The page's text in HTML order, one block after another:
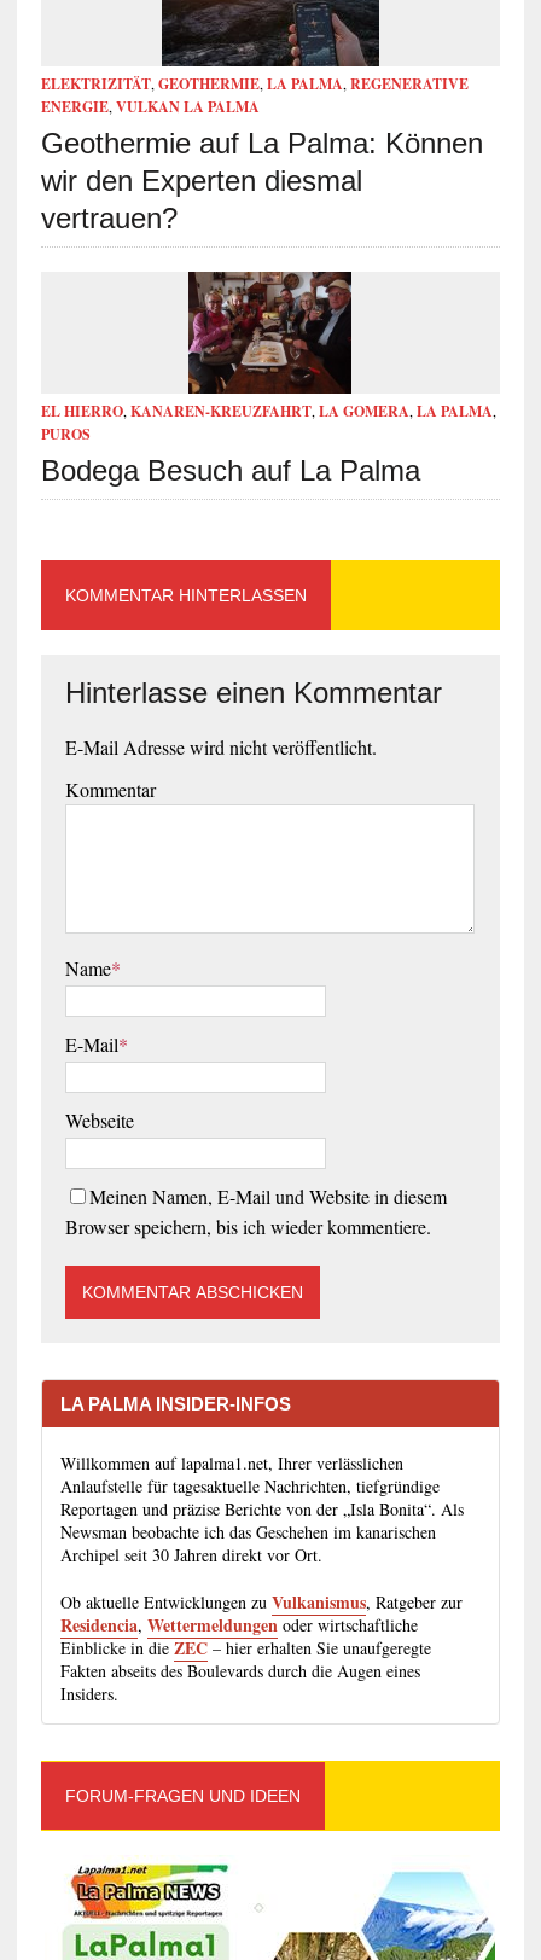
ELEKTRIZITÄT, GEOTHERMIE, LA PALMA, REGENERATIVE
ENERGIE, VULKAN LA PALMA
Geothermie auf La Palma: Können
wir den Experten diesmal
vertrauen?
EL HIERRO,KANAREN-KREUZFAHRT,LA GOMERA,LA PALMA,
PUROS
Bodega Besuch auf La Palma
KOMMENTAR HINTERLASSEN
Hinterlasse einen Kommentar
E-Mail Adresse wird nicht veröffentlicht.
Kommentar
Name*
E-Mail*
Webseite
Meinen Namen, E-Mail und Website in diesem
Browser speichern, bis ich wieder kommentiere.
LA PALMA INSIDER-INFOS
Willkommen auf lapalma1.net, Ihrer verlässlichen
Anlaufstelle für tagesaktuelle Nachrichten, tiefgründige
Reportagen und präzise Berichte von der „Isla Bonita“. Als
Newsman beobachte ich das Geschehen im kanarischen
Archipel seit 30 Jahren direkt vor Ort.
Ob aktuelle Entwicklungen zu Vulkanismus, Ratgeber zur
Residencia, Wettermeldungenoder wirtschaftliche
Einblicke in die ZEC– hier erhalten Sie unaufgeregte
Fakten abseits des Boulevards durch die Augen eines
Insiders.
FORUM-FRAGEN UND IDEEN